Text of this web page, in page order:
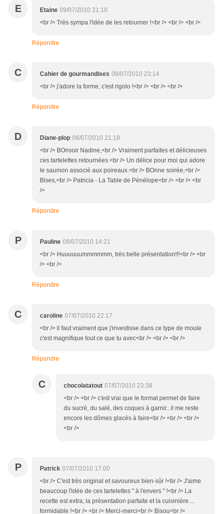
E Etaine 09/07/2010 21:10
<br /> Très sympa l'idée de les retourner !<br /> <br /> <br />
Répondre
C Cahier de gourmandises 08/07/2010 23:14
<br /> j'adore la forme, c'est rigolo !<br /> <br /> <br />
Répondre
D Diane-plop 08/07/2010 21:18
<br /> BOnsoir Nadine,<br /> Vraiment parfaites et délicieuses
ces tartelettes retournées.<br /> Un délice pour moi qui adore
le saumon associé aux poireaux.<br /> BOnne soirée,<br />
Bises,<br /> Patricia - La Table de Pénélope<br /> <br /> <br
/>
Répondre
P Pauline 08/07/2010 14:21
<br /> Huuuuuummmmmm, très belle présentation!!!<br /> <br
/> <br />
Répondre
C caroline 07/07/2010 22:17
<br /> il faut vraiment que j'investisse dans ce type de moule
c'est magnifique tout ce que tu avec<br /> <br /> <br />
Répondre
C chocolatatout 07/07/2010 23:38
<br /> <br /> c'est vrai que le format permet de faire
du sucré, du salé, des coques à garnir...il me reste
encore les dômes glacés à faire<br /> <br /> <br />
<br />
P Patrick 07/07/2010 17:00
<br /> C'est très original et savoureux bien-sûr !<br /> J'aime
beaucoup l'idée de ces tartelettes " à l'envers " !<br /> La
recette est extra, la présentation parfaite et la cuisinière ...
formidable !<br /> <br /> Merci-merci<br /> Bisou<br />